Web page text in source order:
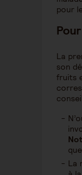
pour
La
son
fruits
La